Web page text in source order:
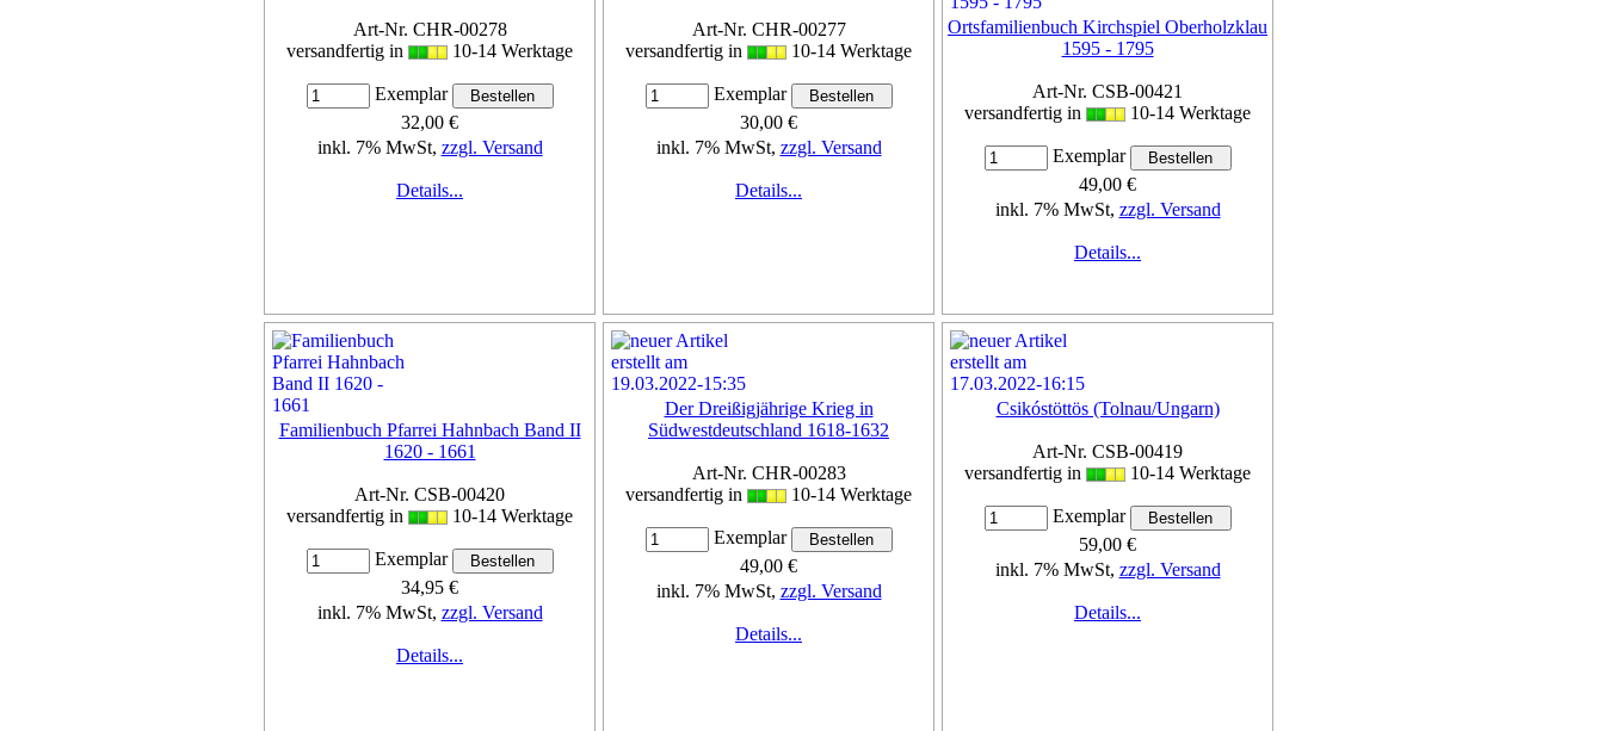
Art-Nr. CHR-00278
versandfertig in
10-14 Werktage
Exemplar
32,00 €
inkl. 7% MwSt, zzgl. Versand
Details...
Art-Nr. CHR-00277
versandfertig in
10-14 Werktage
Exemplar
30,00 €
inkl. 7% MwSt, zzgl. Versand
Details...
Ortsfamilienbuch Kirchspiel Oberholzklau
1595 - 1795
Art-Nr. CSB-00421
versandfertig in
10-14 Werktage
Exemplar
49,00 €
inkl. 7% MwSt, zzgl. Versand
Details...
Familienbuch Pfarrei Hahnbach Band II
1620 - 1661
Art-Nr. CSB-00420
versandfertig in
10-14 Werktage
Exemplar
34,95 €
inkl. 7% MwSt, zzgl. Versand
Details...
Der Dreißigjährige Krieg in
Südwestdeutschland 1618-1632
Art-Nr. CHR-00283
versandfertig in
10-14 Werktage
Exemplar
49,00 €
inkl. 7% MwSt, zzgl. Versand
Details...
Csikóstöttös (Tolnau/Ungarn)
Art-Nr. CSB-00419
versandfertig in
10-14 Werktage
Exemplar
59,00 €
inkl. 7% MwSt, zzgl. Versand
Details...